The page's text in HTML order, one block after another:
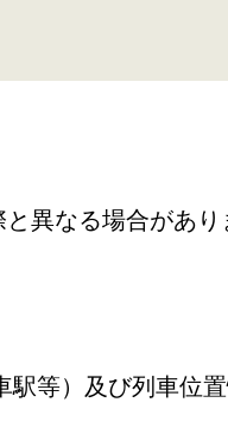
異なる場合があ
駅等）及び列車位